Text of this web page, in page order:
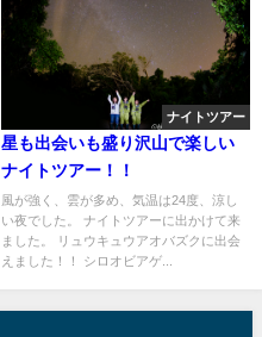
ナイトツアー
星も出会いも盛り沢山で楽しい
ナイトツアー！！
風が強く、雲が多め、気温は24度、涼し
い夜でした。 ナイトツアーに出かけて来
ました。 リュウキュウアオバズクに出会
えました！！ シロオビアゲ...